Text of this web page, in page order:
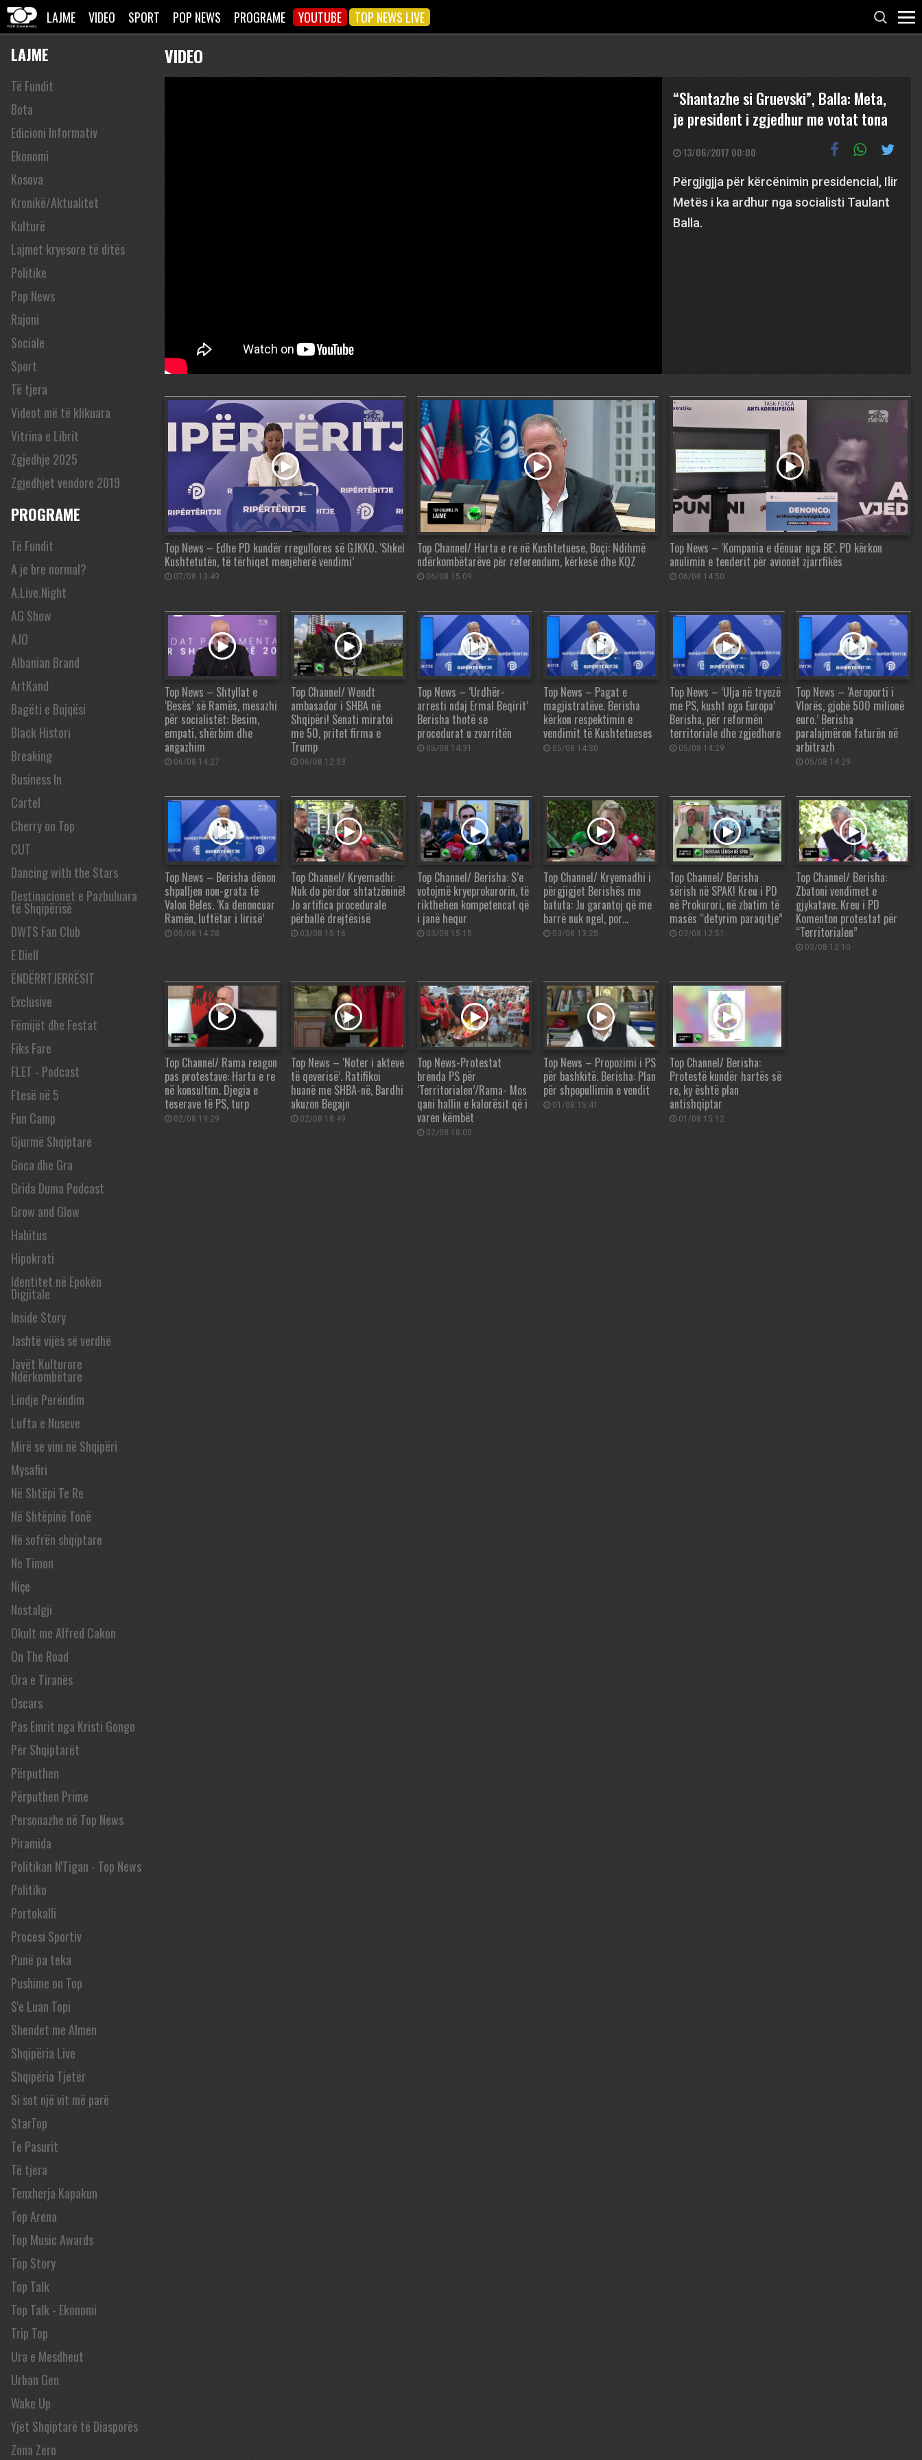
LAJME VIDEO SPORT POP NEWS PROGRAME YOUTUBE TOP NEWS LIVE
LAJME
Të Fundit
Bota
Edicioni Informativ
Ekonomi
Kosova
Kronikë/Aktualitet
Kulturë
Lajmet kryesore të ditës
Politike
Pop News
Rajoni
Sociale
Sport
Të tjera
Videot më të klikuara
Vitrina e Librit
Zgjedhje 2025
Zgjedhjet vendore 2019
PROGRAME
Të Fundit
A je bre normal?
A.Live.Night
AG Show
AJO
Albanian Brand
ArtKand
Bagëti e Bujqësi
Black Histori
Breaking
Business In
Cartel
Cherry on Top
CUT
Dancing with the Stars
Destinacionet e Pazbuluara
të Shqipërisë
DWTS Fan Club
E Diell
ËNDËRRTJERRËSIT
Exclusive
Fëmijët dhe Festat
Fiks Fare
FLET - Podcast
Ftesë në 5
Fun Camp
Gjurmë Shqiptare
Goca dhe Gra
Grida Duma Podcast
Grow and Glow
Habitus
Hipokrati
Identitet në Epokën
Digjitale
Inside Story
Jashtë vijës së verdhë
Javët Kulturore
Ndërkombëtare
Lindje Perëndim
Lufta e Nuseve
Mirë se vini në Shqipëri
Mysafiri
Në Shtëpi Te Re
Në Shtëpinë Tonë
Në sofrën shqiptare
Ne Timon
Niçe
Nostalgji
Okult me Alfred Cakon
On The Road
Ora e Tiranës
Oscars
Pas Emrit nga Kristi Gongo
Për Shqiptarët
Përputhen
Përputhen Prime
Personazhe në Top News
Piramida
Politikan N'Tigan - Top News
Politiko
Portokalli
Procesi Sportiv
Punë pa teka
Pushime on Top
S'e Luan Topi
Shendet me Almen
Shqipëria Live
Shqipëria Tjetër
Si sot një vit më parë
StarTop
Te Pasurit
Të tjera
Tenxherja Kapakun
Top Arena
Top Music Awards
Top Story
Top Talk
Top Talk - Ekonomi
Trip Top
Ura e Mesdheut
Urban Gen
Wake Up
Yjet Shqiptarë të Diasporës
Zona Zero
VIDEO
“Shantazhe si Gruevski”, Balla: Meta,
je president i zgjedhur me votat tona
13/06/2017 00:00
Përgjigjja për kërcënimin presidencial, Ilir
Metës i ka ardhur nga socialisti Taulant
Balla.
Top News – Edhe PD kundër rregullores së GJKKO. ‘Shkel
Kushtetutën, të tërhiqet menjëherë vendimi’
07/08 13:49
Top Channel/ Harta e re në Kushtetuese, Boçi: Ndihmë
ndërkombëtarëve për referendum, kërkesë dhe KQZ
06/08 15:09
Top News – ‘Kompania e dënuar nga BE’. PD kërkon
anulimin e tenderit për avionët zjarrfikës
06/08 14:50
Top News – Shtyllat e
‘Besës’ së Ramës, mesazhi
për socialistët: Besim,
empati, shërbim dhe
angazhim
06/08 14:27
Top Channel/ Wendt
ambasador i SHBA në
Shqipëri! Senati miratoi
me 50, pritet firma e
Trump
06/08 12:03
Top News – ‘Urdhër-
arresti ndaj Ermal Beqirit’
Berisha thotë se
procedurat u zvarritën
05/08 14:31
Top News – Pagat e
magjistratëve. Berisha
kërkon respektimin e
vendimit të Kushtetueses
05/08 14:30
Top News – ‘Ulja në tryezë
me PS, kusht nga Europa’
Berisha, për reformën
territoriale dhe zgjedhore
05/08 14:29
Top News – ‘Aeroporti i
Vlorës, gjobë 500 milionë
euro.’ Berisha
paralajmëron faturën në
arbitrazh
05/08 14:29
Top News – Berisha dënon
shpalljen non-grata të
Valon Beles. ‘Ka denoncuar
Ramën, luftëtar i lirisë’
05/08 14:28
Top Channel/ Kryemadhi:
Nuk do përdor shtatzëninë!
Jo artifica procedurale
përballë drejtësisë
03/08 15:16
Top Channel/ Berisha: S’e
votojmë kryeprokurorin, të
rikthehen kompetencat që
i janë hequr
03/08 15:15
Top Channel/ Kryemadhi i
përgjigjet Berishës me
batuta: Ju garantoj që me
barrë nuk ngel, por…
03/08 13:25
Top Channel/ Berisha
sërish në SPAK! Kreu i PD
në Prokurori, në zbatim të
masës “detyrim paraqitje”
03/08 12:51
Top Channel/ Berisha:
Zbatoni vendimet e
gjykatave. Kreu i PD
Komenton protestat për
“Territorialen”
03/08 12:10
Top Channel/ Rama reagon
pas protestave: Harta e re
në konsultim. Djegia e
teserave të PS, turp
02/08 19:29
Top News – ‘Noter i akteve
të qeverisë’. Ratifikoi
huanë me SHBA-në, Bardhi
akuzon Begajn
02/08 18:49
Top News-Protestat
brenda PS për
‘Territorialen’/Rama- Mos
qani hallin e kalorësit që i
varen këmbët
02/08 18:00
Top News – Propozimi i PS
për bashkitë. Berisha: Plan
për shpopullimin e vendit
01/08 15:41
Top Channel/ Berisha:
Protestë kundër hartës së
re, ky është plan
antishqiptar
01/08 15:12